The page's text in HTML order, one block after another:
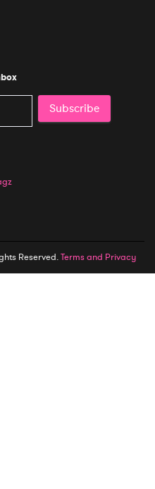
Subscribe
Reserved.Terms and Privacy